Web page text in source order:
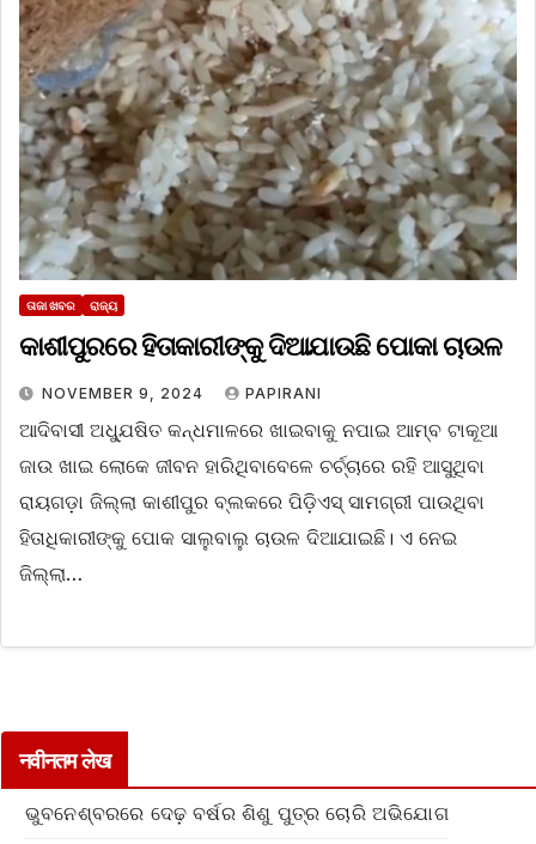
ତାଜା ଖବର ରାଜ୍ୟ
କାଶୀପୁରରେ ହିତାକାରୀଙ୍କୁ ଦିଆଯାଉଛି ପୋକା ଚାଉଳ
NOVEMBER 9, 2024 PAPIRANI
ଆଦିବାସୀ ଅଧ୍ଯୁଷିତ କନ୍ଧମାଳରେ ଖାଇବାକୁ ନପାଇ ଆମ୍ବ ଟାକୂଆ
ଜାଉ ଖାଇ ଲୋକେ ଜୀବନ ହାରିଥିବାବେଳେ ଚର୍ଚ୍ଚାରେ ରହି ଆସୁଥିବା
ରାୟଗଡ଼ା ଜିଲ୍ଲା କାଶୀପୁର ବ୍ଲକରେ ପିଡ଼ିଏସ୍ ସାମଗ୍ରୀ ପାଉଥିବା
ହିତାଧିକାରୀଙ୍କୁ ପୋକ ସାଲୁବାଲୁ ଚାଉଳ ଦିଆଯାଇଛି। ଏ ନେଇ
ଜିଲ୍ଲା…
नवीनतम लेख
ଭୁବନେଶ୍ବରରେ ଦେଢ଼ ବର୍ଷର ଶିଶୁ ପୁତ୍ର ଚୋରି ଅଭିଯୋଗ